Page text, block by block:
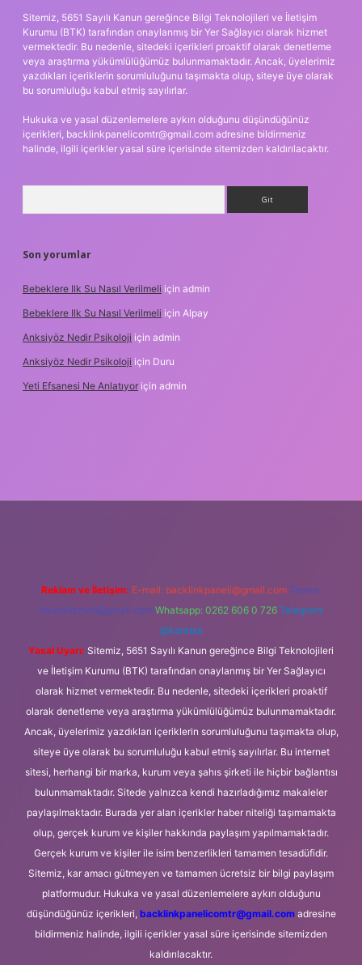
Sitemiz, 5651 Sayılı Kanun gereğince Bilgi Teknolojileri ve İletişim
Kurumu (BTK) tarafından onaylanmış bir Yer Sağlayıcı olarak hizmet
vermektedir. Bu nedenle, sitedeki içerikleri proaktif olarak denetleme
veya araştırma yükümlülüğümüz bulunmamaktadır. Ancak, üyelerimiz
yazdıkları içeriklerin sorumluluğunu taşımakta olup, siteye üye olarak
bu sorumluluğu kabul etmiş sayılırlar.
Hukuka ve yasal düzenlemelere aykırı olduğunu düşündüğünüz
içerikleri, backlinkpanelicomtr@gmail.com adresine bildirmeniz
halinde, ilgili içerikler yasal süre içerisinde sitemizden kaldırılacaktır.
Son yorumlar
Bebeklere Ilk Su Nasıl Verilmeli için admin
Bebeklere Ilk Su Nasıl Verilmeli için Alpay
Anksiyöz Nedir Psikoloji için admin
Anksiyöz Nedir Psikoloji için Duru
Yeti Efsanesi Ne Anlatıyor için admin
Reklam ve İletişim: E-mail: backlinkpaneli@gmail.com Teams:
forumhizmeti@gmail.com Whatsapp: 0262 606 0 726 Telegram:
@karabul
Yasal Uyarı: Sitemiz, 5651 Sayılı Kanun gereğince Bilgi Teknolojileri
ve İletişim Kurumu (BTK) tarafından onaylanmış bir Yer Sağlayıcı
olarak hizmet vermektedir. Bu nedenle, sitedeki içerikleri proaktif
olarak denetleme veya araştırma yükümlülüğümüz bulunmamaktadır.
Ancak, üyelerimiz yazdıkları içeriklerin sorumluluğunu taşımakta olup,
siteye üye olarak bu sorumluluğu kabul etmiş sayılırlar. Bu internet
sitesi, herhangi bir marka, kurum veya şahıs şirketi ile hiçbir bağlantısı
bulunmamaktadır. Sitede yalnızca kendi hazırladığımız makaleler
paylaşılmaktadır. Burada yer alan içerikler haber niteliği taşımamakta
olup, gerçek kurum ve kişiler hakkında paylaşım yapılmamaktadır.
Gerçek kurum ve kişiler ile isim benzerlikleri tamamen tesadüfidir.
Sitemiz, kar amacı gütmeyen ve tamamen ücretsiz bir bilgi paylaşım
platformudur. Hukuka ve yasal düzenlemelere aykırı olduğunu
düşündüğünüz içerikleri, backlinkpanelicomtr@gmail.comadresine
bildirmeniz halinde, ilgili içerikler yasal süre içerisinde sitemizden
kaldırılacaktır.